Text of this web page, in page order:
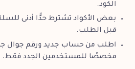
الكود.
بعض الأكواد تشترط حدًّا أدنى
قبل الطلب.
اطلب من حساب جديد ورقم جوال
مخصصًا للمستخدمين الجدد فقط.